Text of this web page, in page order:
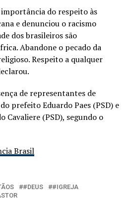
do respeito às
e denunciou o racismo
dos brasileiros são
Abandone o pecado da
Respeito a qualquer
de representantes de
prefeito Eduardo Paes (PSD) e
Cavaliere (PSD), segundo o
Brasil
#DEUS
#IGREJA